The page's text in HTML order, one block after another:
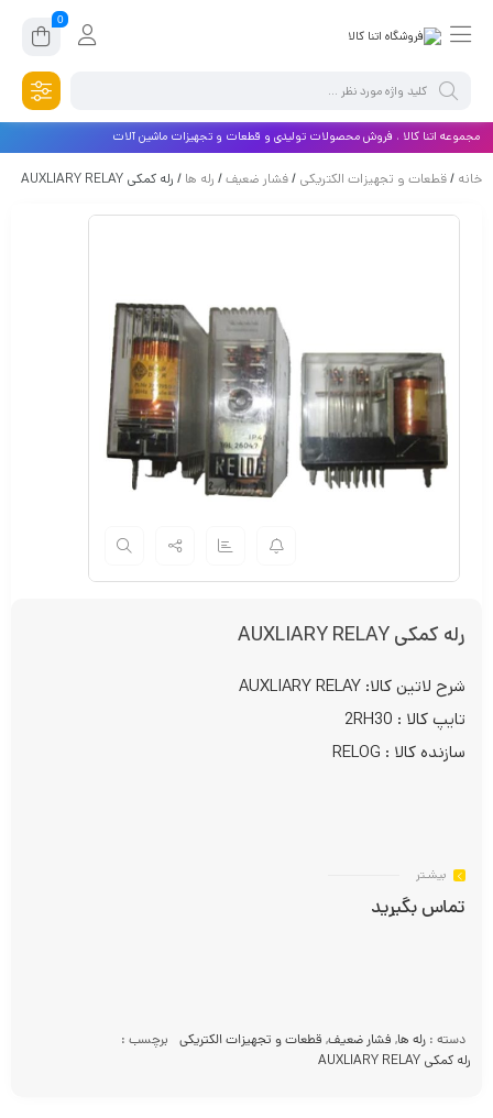
0
مجموعه اتنا کالا ، فروش محصولات تولیدی و قطعات و تجهیزات ماشین آلات
خانه /قطعات و تجهیزات الکتریکی /فشار ضعیف/ رله ها / رله کمکی AUXLIARY RELAY
رله کمکی AUXLIARY RELAY
شرح لاتین کالا: AUXLIARY RELAY
تایپ کالا : 2RH30
سازنده کالا : RELOG
بیشـتر
تماس بگیرید
دسته : رله ها, فشار ضعیف, قطعات و تجهیزات الکتریکی برچسب :
رله کمکی AUXLIARY RELAY